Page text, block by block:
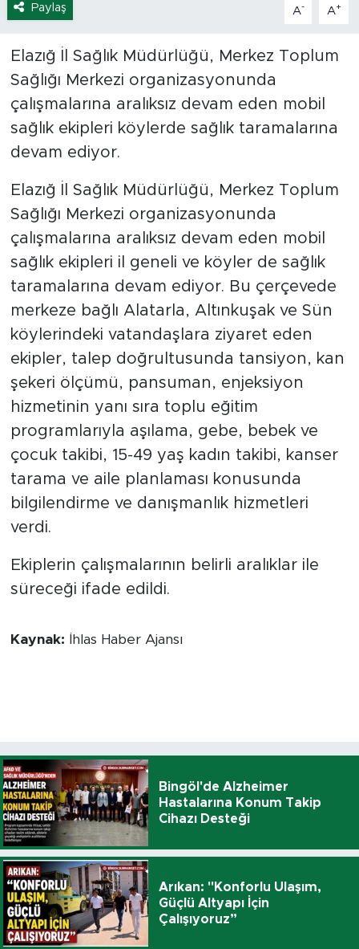
Paylaş A- A+
Elazığ İl Sağlık Müdürlüğü, Merkez Toplum
Sağlığı Merkezi organizasyonunda
çalışmalarına aralıksız devam eden mobil
sağlık ekipleri köylerde sağlık taramalarına
devam ediyor.
Elazığ İl Sağlık Müdürlüğü, Merkez Toplum
Sağlığı Merkezi organizasyonunda
çalışmalarına aralıksız devam eden mobil
sağlık ekipleri il geneli ve köyler de sağlık
taramalarına devam ediyor. Bu çerçevede
merkeze bağlı Alatarla, Altınkuşak ve Sün
köylerindeki vatandaşlara ziyaret eden
ekipler, talep doğrultusunda tansiyon, kan
şekeri ölçümü, pansuman, enjeksiyon
hizmetinin yanı sıra toplu eğitim
programlarıyla aşılama, gebe, bebek ve
çocuk takibi, 15-49 yaş kadın takibi, kanser
tarama ve aile planlaması konusunda
bilgilendirme ve danışmanlık hizmetleri
verdi.
Ekiplerin çalışmalarının belirli aralıklar ile
süreceği ifade edildi.
Kaynak: İhlas Haber Ajansı
Bingöl'de Alzheimer
Hastalarına Konum Takip
Cihazı Desteği
Arıkan: "Konforlu Ulaşım,
Güçlü Altyapı İçin
Çalışıyoruz”
Eğitim
Ekonomi
Hava Durumu
Tavz Der
Bingöl Kaza Haberleri